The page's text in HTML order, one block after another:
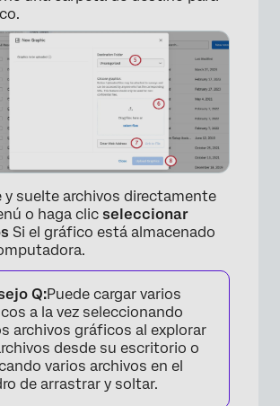
×
y suelte archivos directamente
o haga clic seleccionar
Si el gráfico está almacenado
Q:Puede cargar varios
a la vez seleccionando
archivos gráficos al explorar
desde su escritorio o
varios archivos en el
de arrastrar y soltar.